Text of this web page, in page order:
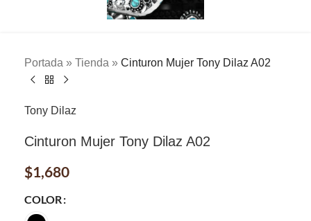
Portada » Tienda » Cinturon Mujer Tony Dilaz A02
Tony Dilaz
Cinturon Mujer Tony Dilaz A02
$1,680
COLOR